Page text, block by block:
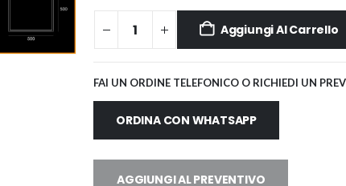
Aggiungi Al Carrello
FAI UN ORDINE TELEFONICO O RICHIEDI UN
ORDINA CON WHATSAPP
AGGIUNGI AL PREVENTIVO